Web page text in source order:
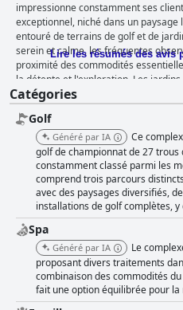
impressionne constamment ses
exceptionnel, niché dans un
entouré de terrains de golf et de
serein et calme, les fréquentes
proximité des commodités
la détente et l'exploration. Les
entretenus, offrant une retraite paisible aux
l'hôtel est très apprécié, les clients
La sélection comprend des options
fromages et de céréales, que les
Bien qu'il y ait quelques critiques
frais supplémentaires pour certains
reste positif. Les expériences de dîner au restaurant Alcove reçoivent des
commentaires mitigés. De
l'excellent service, appréciant
l'atmosphère agréable au bord de la
et les problèmes de qualité
végétariens et les personnes ayant
plantes, suggèrent une marge d'amélioration. Les
appréciées pour leur espace, leur
environs verdoyants. Les clients
Lire les résumés des avis
Catégories
Golf
Généré par IA
Ce
golf de championnat de 27 trous
constamment classé parmi les
comprend trois parcours
avec des paysages diversifiés,
installations de golf complètes,
Spa
Généré par IA
Le
proposant divers traitements
combinaison des commodités
fait une option équilibrée pour